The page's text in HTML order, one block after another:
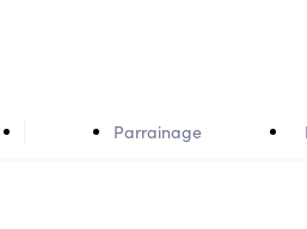
Parrainage